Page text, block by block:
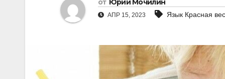
от Юрий Мочилин
АПР 15, 2023 Язык Красная